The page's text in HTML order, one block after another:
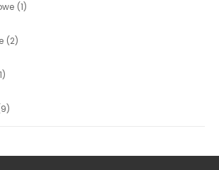
(1)
(2)